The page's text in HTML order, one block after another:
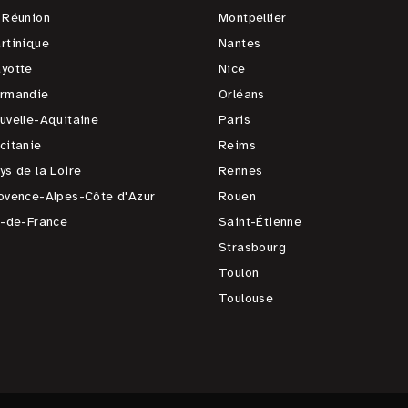
Aquitaine
de la Loire
Alpes-Côte d'Azur
de-France
Montpellier
Nantes
Nice
Orléans
Paris
Reims
Rennes
Rouen
Saint-Étienne
Strasbourg
Toulon
Toulouse